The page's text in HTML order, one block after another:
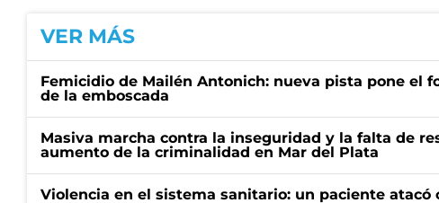
VER MÁS
Femicidio de Mailén Antonich: nueva pista pone el
de la emboscada
Masiva marcha contra la inseguridad y la falta de
aumento de la criminalidad en Mar del Plata
Violencia en el sistema sanitario: un paciente atacó